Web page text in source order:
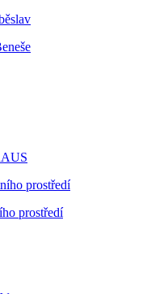
prostředí
prostředí